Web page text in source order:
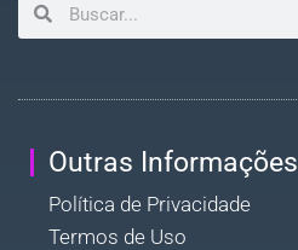
Outras Informações
Política de Privacidade
Termos de Uso